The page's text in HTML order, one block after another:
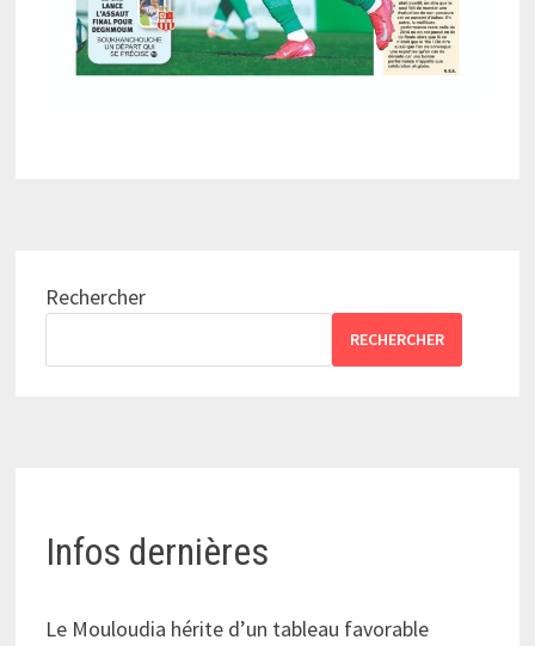
Rechercher
RECHERCHER
Infos dernières
Le Mouloudia hérite d’un tableau favorable